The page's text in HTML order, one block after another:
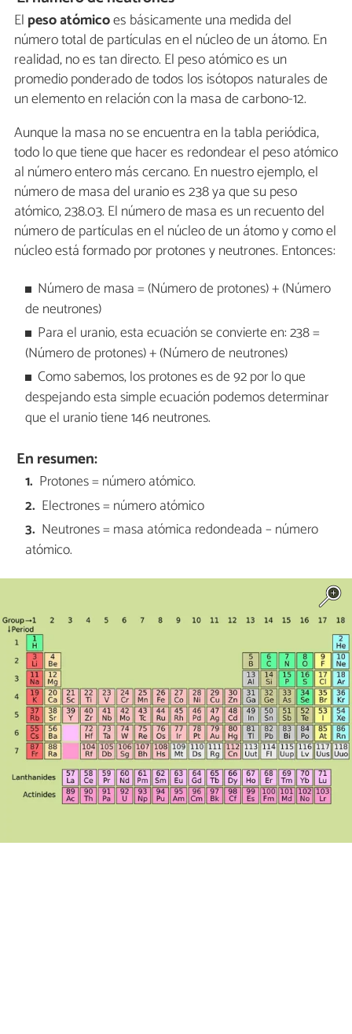
El peso atómicoes básicamente una medida del
número total de partículas en el núcleo de un átomo. En
realidad, no es tan directo. El peso atómico es un
promedio ponderado de todos los isótopos naturales de
un elemento en relación con la masa de carbono-12.
Aunque la masa no se encuentra en la tabla periódica,
todo lo que tiene que hacer es redondear el peso atómico
al número entero más cercano. En nuestro ejemplo, el
número de masa del uranio es 238 ya que su peso
atómico, 238.03. El número de masa es un recuento del
número de partículas en el núcleo de un átomo y como el
núcleo está formado por protones y neutrones. Entonces:
Número de masa = (Número de protones) + (Número
de neutrones)
Para el uranio, esta ecuación se convierte en: 238 =
(Número de protones) + (Número de neutrones)
Como sabemos, los protones es de 92 por lo que
despejando esta simple ecuación podemos determinar
que el uranio tiene 146 neutrones.
En resumen:
Protones = número atómico.
Electrones = número atómico
Neutrones = masa atómica redondeada – número
atómico.